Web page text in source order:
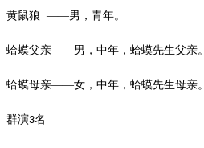
黄鼠狼 ——男，青年。
蛤蟆父亲——男，中年，蛤蟆先生父亲。
蛤蟆母亲——女，中年，蛤蟆先生母亲。
群演3名